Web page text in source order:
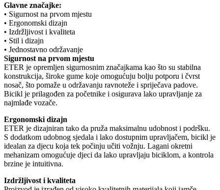
Glavne značajke:
• Sigurnost na prvom mjestu
• Ergonomski dizajn
• Izdržljivost i kvaliteta
• Stil i dizajn
• Jednostavno održavanje
Sigurnost na prvom mjestu
ETER je opremljen sigurnosnim značajkama kao što su stabilna
konstrukcija, široke gume koje omogućuju bolju potporu i čvrst
nosač, što pomaže u održavanju ravnoteže i spriječava padove.
Bicikl je prilagođen za početnike i osigurava lako upravljanje za
najmlađe vozače.
Ergonomski dizajn
ETER je dizajniran tako da pruža maksimalnu udobnost i podršku.
S dodatkom udobnog sjedala i lako dostupnim upravljačem, bicikl je
idealan za djecu koja tek počinju učiti vožnju. Lagani okretni
mehanizam omogućuje djeci da lako upravljaju biciklom, a kontrola
brzine je intuitivna.
Izdržljivost i kvaliteta